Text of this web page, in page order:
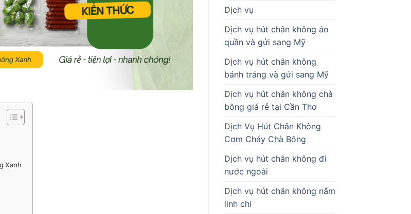
Xanh
Dịch vụ
Dịch vụ hút chân không áo
quần và gửi sang Mỹ
Dịch vụ hút chân không
bánh tráng và gửi sang Mỹ
Dịch vụ hút chân không chà
bông giá rẻ tại Cần Thơ
Dịch Vụ Hút Chân Không
Cơm Cháy Chà Bông
Dịch vụ hút chân không đi
nước ngoài
Dịch vụ hút chân không nấm
linh chi